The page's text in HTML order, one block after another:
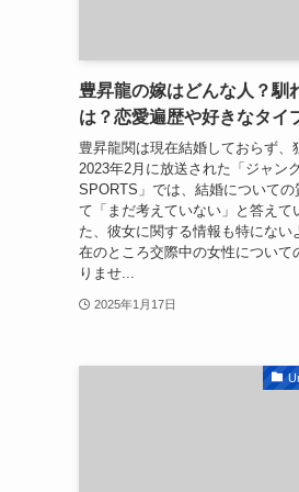
豊昇龍の嫁はどんな人？馴
は？恋愛遍歴や好きなタイ
豊昇龍関は現在結婚しておらず、
2023年2月に放送された「ジャンク
SPORTS」では、結婚についての
て「まだ考えていない」と答えて
た、彼女に関する情報も特にない
在のところ交際中の女性について
りませ...
2025年1月17日